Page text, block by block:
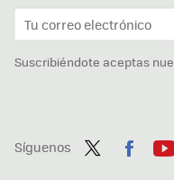
Suscribiéndote aceptas
Síguenos